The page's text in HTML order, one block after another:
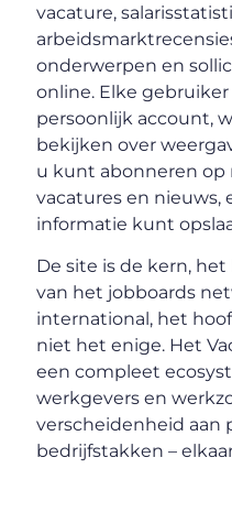
vacature,
onderwerpen en
online. Elke
persoonlijk account,
bekijken over
u kunt abonneren
vacatures en nieuws,
informatie kunt
De site is de kern,
van het jobboards
international, het
niet het enige. Het
een compleet
werkgevers en
verscheidenheid aan
bedrijfstakken –